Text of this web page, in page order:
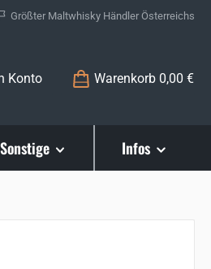
Größter Maltwhisky Händler Österreichs
auf dem Merkzettel
Konto Warenkorb 0,00 €
Sonstige Infos